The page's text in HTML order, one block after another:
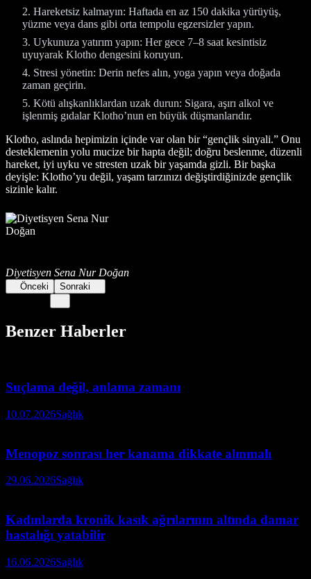
Hareketsiz kalmayın: Haftada en az 150 dakika yürüyüş,
yüzme veya dans gibi orta tempolu egzersizler yapın.
Uykunuza yatırım yapın: Her gece 7–8 saat kesintisiz
uyuyarak Klotho dengesini koruyun.
Stresi yönetin: Derin nefes alın, yoga yapın veya doğada
zaman geçirin.
Kötü alışkanlıklardan uzak durun: Sigara, aşırı alkol ve
işlenmiş gıdalar Klotho’nun en büyük düşmanlarıdır.
Klotho, aslında hepimizin içinde var olan bir “gençlik sinyali.” Onu
desteklemenin yolu mucize bir hapta değil; doğru beslenme, düzenli
hareket, iyi uyku ve stresten uzak bir yaşamda gizli. Bir başka
deyişle: Klotho’yu değil, yaşam tarzınızı değiştirdiğinizde gençlik
sizinle kalır.
Diyetisyen Sena Nur Doğan
Önceki Sonraki
Benzer Haberler
Suçlama değil, anlama zamanı
10.07.2026Sağlık
Menopoz sonrası her kanama dikkate alınmalı
29.06.2026Sağlık
Kadınlarda kronik kasık ağrılarının altında damar
hastalığı yatabilir
16.06.2026Sağlık